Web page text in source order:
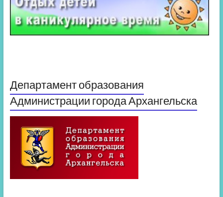
Департамент образования
Администрации города Архангельска